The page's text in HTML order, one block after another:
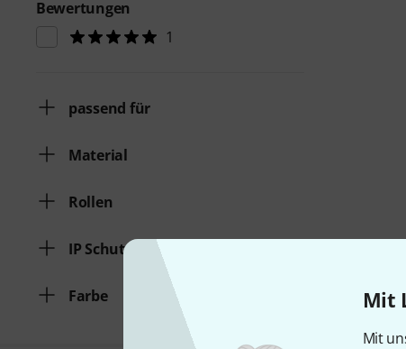
Mit
Mit
Bewertungen
1
passend für
Material
Rollen
IP Schutzart
Farbe